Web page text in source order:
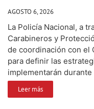
AGOSTO 6, 2026
La Policía Nacional, a
Carabineros y
de coordinación con el
para definir las
implementarán durante
Leer más